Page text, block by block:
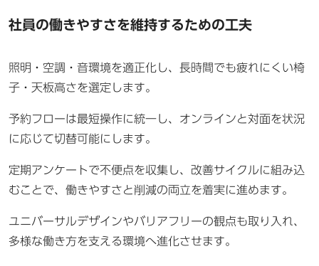
社員の働きやすさを維持するための工夫
照明・空調・音環境を適正化し、長時間でも疲れにくい椅
子・天板高さを選定します。
予約フローは最短操作に統一し、オンラインと対面を状況
に応じて切替可能にします。
定期アンケートで不便点を収集し、改善サイクルに組み込
むことで、働きやすさと削減の両立を着実に進めます。
ユニバーサルデザインやバリアフリーの観点も取り入れ、
多様な働き方を支える環境へ進化させます。